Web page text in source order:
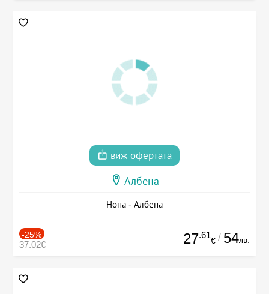
виж офертата
Албена
Нона - Албена
-25%
37.02€ 27.61
€ / 54лв.